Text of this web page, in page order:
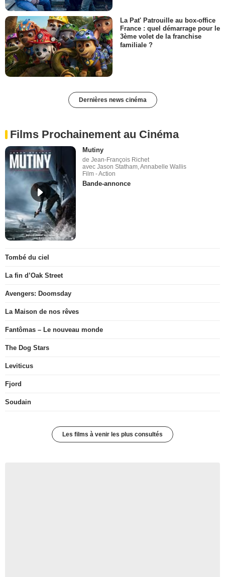
La Pat' Patrouille au box-office
France : quel démarrage pour le
3ème volet de la franchise
familiale ?
Dernières news cinéma
Films Prochainement au Cinéma
Mutiny
de Jean-François Richet
avec Jason Statham, Annabelle Wallis
Film - Action
Bande-annonce
Tombé du ciel
La fin d’Oak Street
Avengers: Doomsday
La Maison de nos rêves
Fantômas – Le nouveau monde
The Dog Stars
Leviticus
Fjord
Soudain
Les films à venir les plus consultés